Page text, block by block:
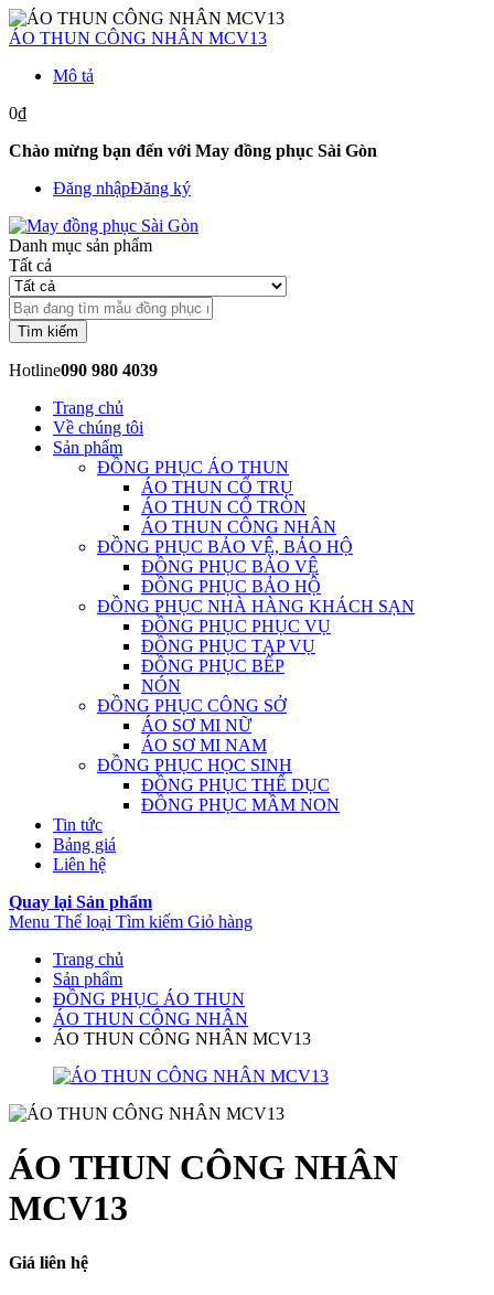
ÁO THUN CÔNG NHÂN MCV13
Mô tả
0₫
Chào mừng bạn đến với May đồng phục Sài Gòn
Đăng nhậpĐăng ký
Danh mục sản phẩm
Tất cả
Tìm kiếm
Hotline090 980 4039
Trang chủ
Về chúng tôi
Sản phẩm
ĐỒNG PHỤC ÁO THUN
ÁO THUN CỔ TRỤ
ÁO THUN CỔ TRÒN
ÁO THUN CÔNG NHÂN
ĐỒNG PHỤC BẢO VỆ, BẢO HỘ
ĐỒNG PHỤC BẢO VỆ
ĐỒNG PHỤC BẢO HỘ
ĐỒNG PHỤC NHÀ HÀNG KHÁCH SẠN
ĐỒNG PHỤC PHỤC VỤ
ĐỒNG PHỤC TẠP VỤ
ĐỒNG PHỤC BẾP
NÓN
ĐỒNG PHỤC CÔNG SỞ
ÁO SƠ MI NỮ
ÁO SƠ MI NAM
ĐỒNG PHỤC HỌC SINH
ĐỒNG PHỤC THỂ DỤC
ĐỒNG PHỤC MẦM NON
Tin tức
Bảng giá
Liên hệ
Quay lại Sản phẩm
Menu Thể loại Tìm kiếm Giỏ hàng
Trang chủ
Sản phẩm
ĐỒNG PHỤC ÁO THUN
ÁO THUN CÔNG NHÂN
ÁO THUN CÔNG NHÂN MCV13
ÁO THUN CÔNG NHÂN
MCV13
Giá liên hệ